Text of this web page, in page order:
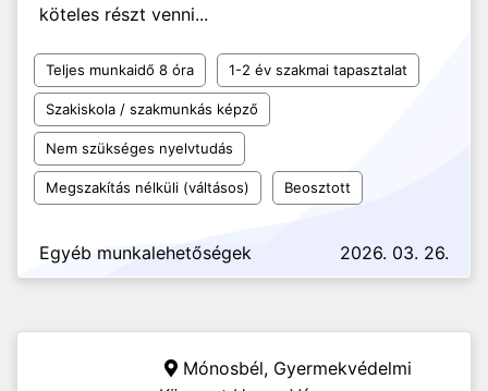
köteles részt venni...
Teljes munkaidő 8 óra 1-2 év szakmai tapasztalat
Szakiskola / szakmunkás képző
Nem szükséges nyelvtudás
Megszakítás nélküli (váltásos) Beosztott
Egyéb munkalehetőségek 2026. 03. 26.
Mónosbél, Gyermekvédelmi